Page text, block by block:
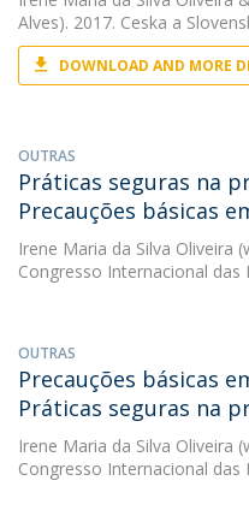
Alves). 2017. Ceska a
DOWNLOAD AND MORE
OUTRAS
Práticas seguras na
Precauções básicas
Irene Maria da Silva Oliveira
Congresso Internacional das
OUTRAS
Precauções básicas
Práticas seguras na
Irene Maria da Silva Oliveira
Congresso Internacional das